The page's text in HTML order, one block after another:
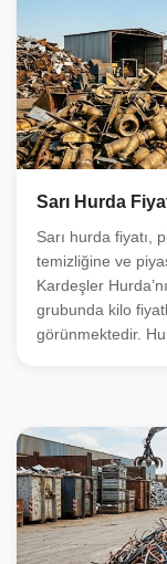
Sarı Hurda
Sarı hurda fiyatı,
temizliğine ve
Kardeşler
grubunda kilo
görünmektedir.